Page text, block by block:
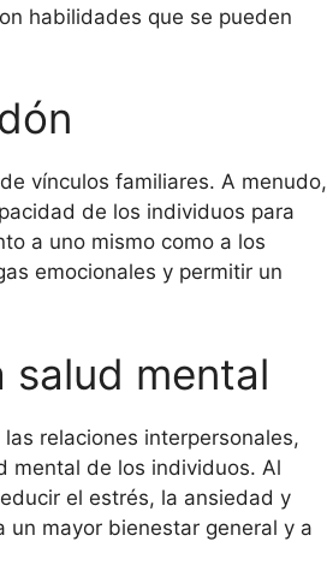
habilidades que se pueden
vínculos familiares. A menudo,
de los individuos para
a uno mismo como a los
emocionales y permitir un
salud mental
relaciones interpersonales,
mental de los individuos. Al
el estrés, la ansiedad y
un mayor bienestar general y a